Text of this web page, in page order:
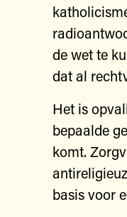
de wet te
dat al
Het is
bepaalde
komt.
basis voor